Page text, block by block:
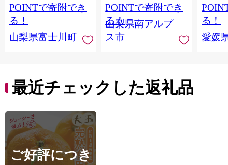
房） フルーツ 山梨県
産 果物 くだもの シャ
イン マスカット ぶど
う ブドウ 葡萄 大粒 種
POINTで寄附でき
る！
山梨県富士川町
便発送 ALPAG007
POINTで寄附でき
る！
山梨県南アルプ
ス市
あり
ツ 高
産地直
レンジ
る！
愛媛
最近チェックした返礼品
ご好評につき